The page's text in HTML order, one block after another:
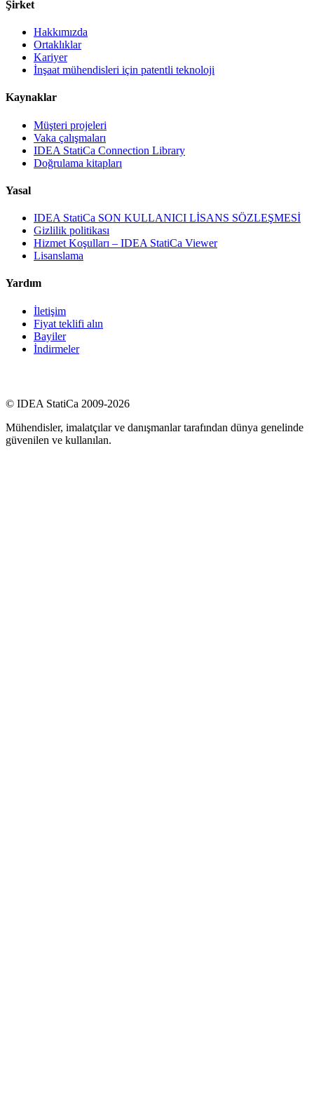
Şirket
Hakkımızda
Ortaklıklar
Kariyer
İnşaat mühendisleri için patentli teknoloji
Kaynaklar
Müşteri projeleri
Vaka çalışmaları
IDEA StatiCa Connection Library
Doğrulama kitapları
Yasal
IDEA StatiCa SON KULLANICI LİSANS SÖZLEŞMESİ
Gizlilik politikası
Hizmet Koşulları – IDEA StatiCa Viewer
Lisanslama
Yardım
İletişim
Fiyat teklifi alın
Bayiler
İndirmeler
© IDEA StatiCa 2009-2026
Mühendisler, imalatçılar ve danışmanlar tarafından dünya genelinde
güvenilen ve kullanılan.